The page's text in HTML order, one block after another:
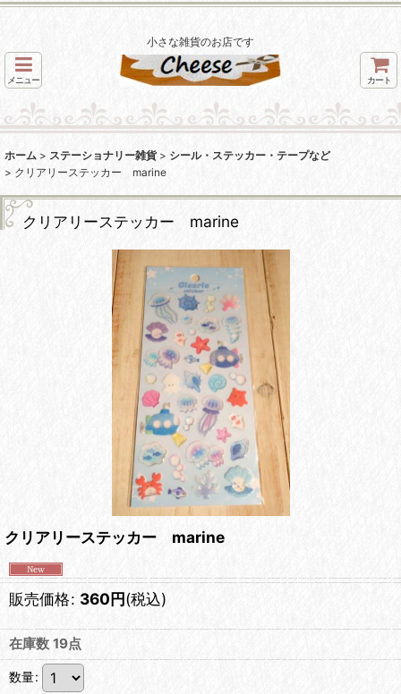
小さな雑貨のお店です
メニュー カート
ホーム > ステーショナリー雑貨 > シール・ステッカー・テープなど
> クリアリーステッカー marine
クリアリーステッカー marine
クリアリーステッカー marine
販売価格: 360円(税込)
在庫数 19点
数量: